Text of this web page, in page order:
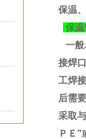
保温
保
一般
接焊
工焊
后需
采取
ＰＥ"